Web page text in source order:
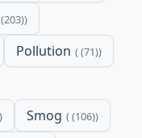
(203)
Pollution (71)
Smog (106)